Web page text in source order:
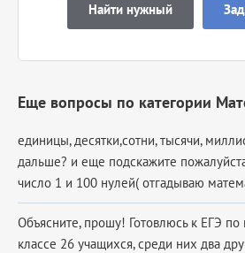
Найти нужный
Еще вопросы по категории
единицы, десятки,сотни, тысячи,
дальше? и еще подскажите
число 1 и 100 нулей( отгадываю
Объясните, прошу! Готовлюсь к ЕГЭ по
классе 26 учащихся, среди них два